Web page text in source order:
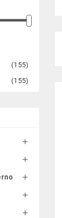
(155)
(155)




